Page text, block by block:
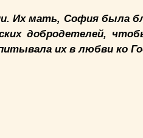
Их мать, София была
добродетелей,
их в любви ко